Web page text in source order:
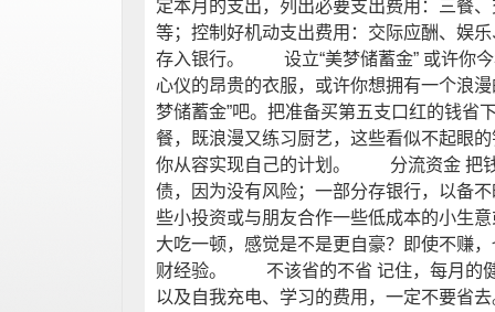
定本月的支出，列出必要支出费用：三餐
等；控制好机动支出费用：交际应酬、娱
存入银行。 设立“美梦储蓄金” 或许你今
心仪的昂贵的衣服，或许你想拥有一个浪
梦储蓄金”吧。把准备买第五支口红的钱省
餐，既浪漫又练习厨艺，这些看似不起眼
你从容实现自己的计划。 分流资金 把钱
债，因为没有风险；一部分存银行，以备
些小投资或与朋友合作一些低成本的小生
大吃一顿，感觉是不是更自豪？即使不赚
财经验。 不该省的不省 记住，每月的
以及自我充电、学习的费用，一定不要省